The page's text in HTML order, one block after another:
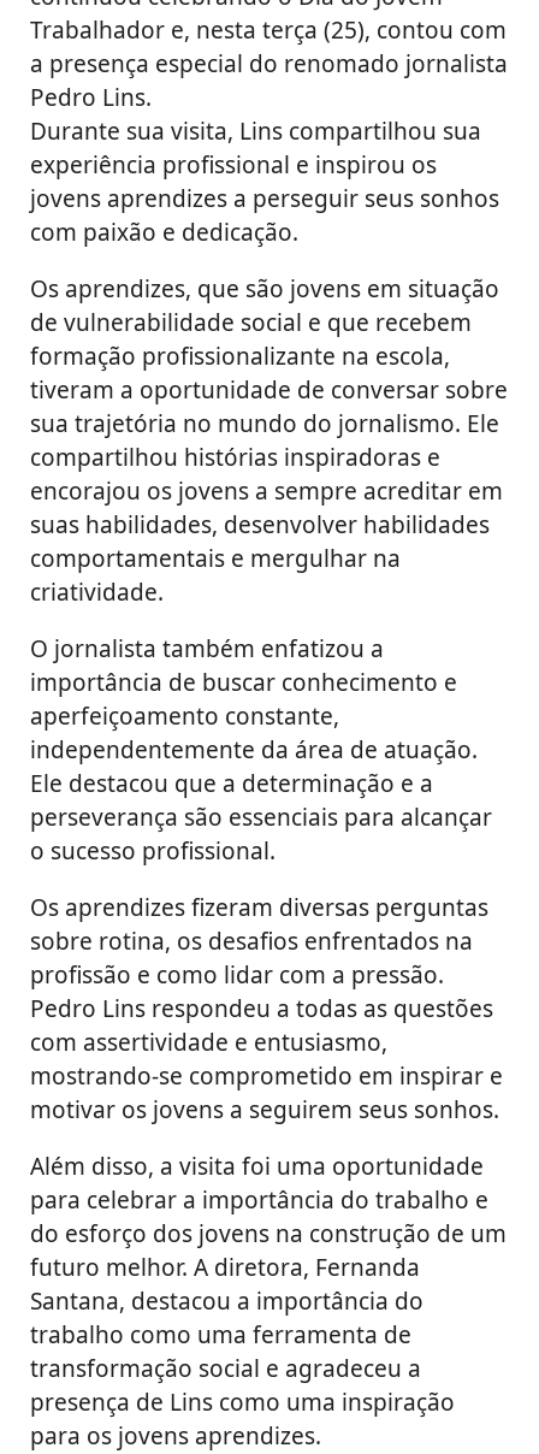
Trabalhador e, nesta terça (25), contou com
a presença especial do renomado jornalista
Pedro Lins.
Durante sua visita, Lins compartilhou sua
experiência profissional e inspirou os
jovens aprendizes a perseguir seus sonhos
com paixão e dedicação.
Os aprendizes, que são jovens em situação
de vulnerabilidade social e que recebem
formação profissionalizante na escola,
tiveram a oportunidade de conversar sobre
sua trajetória no mundo do jornalismo. Ele
compartilhou histórias inspiradoras e
encorajou os jovens a sempre acreditar em
suas habilidades, desenvolver habilidades
comportamentais e mergulhar na
criatividade.
O jornalista também enfatizou a
importância de buscar conhecimento e
aperfeiçoamento constante,
independentemente da área de atuação.
Ele destacou que a determinação e a
perseverança são essenciais para alcançar
o sucesso profissional.
Os aprendizes fizeram diversas perguntas
sobre rotina, os desafios enfrentados na
profissão e como lidar com a pressão.
Pedro Lins respondeu a todas as questões
com assertividade e entusiasmo,
mostrando-se comprometido em inspirar e
motivar os jovens a seguirem seus sonhos.
Além disso, a visita foi uma oportunidade
para celebrar a importância do trabalho e
do esforço dos jovens na construção de um
futuro melhor. A diretora, Fernanda
Santana, destacou a importância do
trabalho como uma ferramenta de
transformação social e agradeceu a
presença de Lins como uma inspiração
para os jovens aprendizes.